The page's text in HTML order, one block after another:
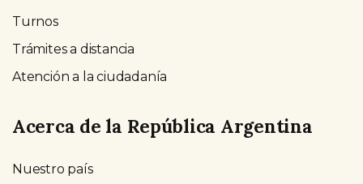
Turnos
Trámites a distancia
Atención a la ciudadanía
Acerca de la República Argentina
Nuestro país